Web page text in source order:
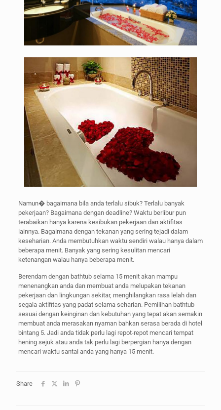
Namun� bagaimana bila anda terlalu sibuk? Terlalu banyak
pekerjaan? Bagaimana dengan deadline? Waktu berlibur pun
terabaikan hanya karena kesibukan pekerjaan dan aktifitas
lainnya. Bagaimana dengan tekanan yang sering tejadi dalam
keseharian. Anda membutuhkan waktu sendiri walau hanya dalam
beberapa menit. Banyak yang sering kesulitan mencari
ketenangan walau hanya beberapa menit.
Berendam dengan bathtub selama 15 menit akan mampu
menenangkan anda dan membuat anda melupakan tekanan
pekerjaan dan lingkungan sekitar, menghilangkan rasa lelah dan
segala aktifitas yang padat selama seharian. Pemilihan bathtub
sesuai dengan keinginan dan kebutuhan yang tepat akan semakin
membuat anda merasakan nyaman bahkan serasa berada di hotel
bintang 5. Jadi anda tidak perlu lagi repot-repot mencari tempat
hening sejuk atau anda tak perlu lagi berpergian hanya dengan
mencari waktu santai anda yang hanya 15 menit.
Share